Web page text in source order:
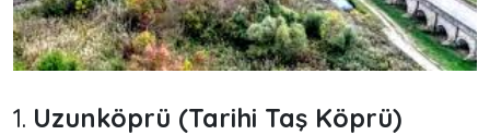
1. Uzunköprü (Tarihi Taş Köprü)